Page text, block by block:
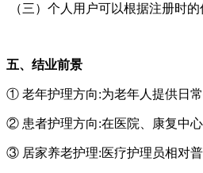
（三）个人用户可以根据注册时
五、结业前景
① 老年护理方向:为老年人提供日
② 患者护理方向:在医院、康复中
③ 居家养老护理:医疗护理员相对